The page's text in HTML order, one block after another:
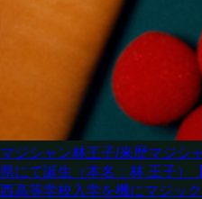
マジシャン林王子/来歴マジシ
県にて誕生（本名：林 王子）
西高等学校入学を機にマジッ